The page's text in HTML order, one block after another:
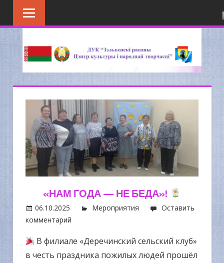
Перейти
содержимому
«НАМ ГОДА — НЕ БЕДА»!
06.10.2025 Мероприятия
Оставить
комментарий
В филиале «Деречинский сельский клуб»
в честь праздника пожилых людей прошёл